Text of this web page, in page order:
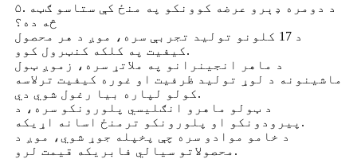
۵. د دومره ډېرو عرضه کوونکو په منځ کې ستاسو ګټه
څه ده؟
د 17 کلونو تولید تجربې سره، موږ د هر محصول
کیفیت په کلکه کنټرول کوو.
د ماهر انجینرانو په ملاتړ سره، زموږ ټول
ماشینونه د لوړ تولید ظرفیت او غوره کیفیت ترلاسه
کولو لپاره بیا رغول شوي دي.
د ټولو ماهرو انګلیسي پلورونکو سره، د
پیرودونکو او پلورونکو ترمنځ اسانه اړیکه.
د خامو موادو سره چې پخپله جوړ شوي، موږ د
محصولاتو سیالي فابریکه قیمت لرو.